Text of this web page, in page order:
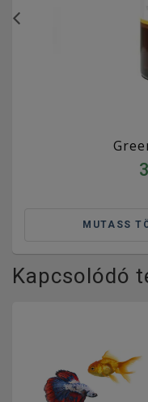
MUTASS
Kapcsolódó